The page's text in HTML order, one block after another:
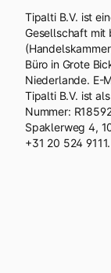
Tipalti B.V. ist
Gesellschaft mit
Büro in Grote
Niederlande. E-
Tipalti B.V. ist
Nummer:
Spaklerweg 4,
+31 20 524 9111.